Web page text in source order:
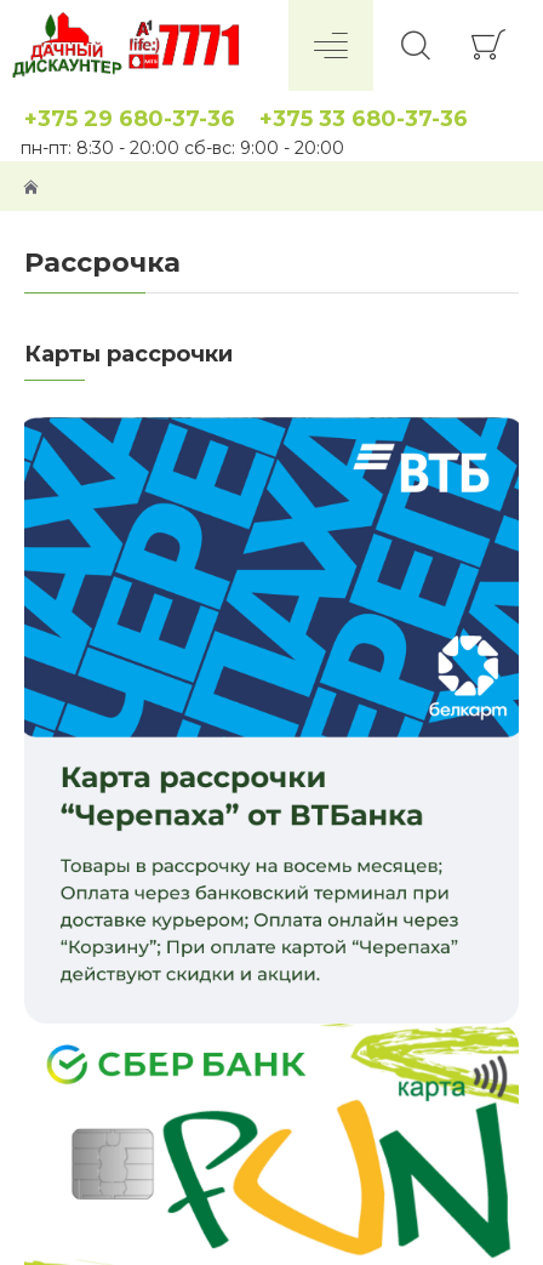
+375 29 680-37-36 +375 33 680-37-36
пн-пт: 8:30 - 20:00 сб-вс: 9:00 - 20:00
Рассрочка
Карты рассрочки